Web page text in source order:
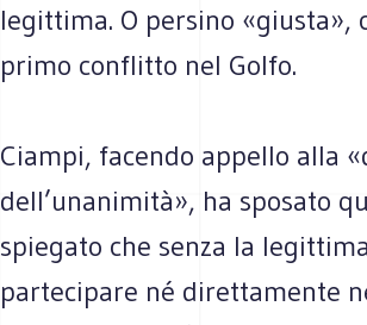
legittima. O persino «giusta»,
primo conflitto nel Golfo.
Ciampi, facendo appello alla
dell’unanimità», ha sposato
spiegato che senza la
partecipare né direttamente